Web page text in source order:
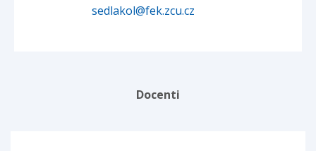
sedlakol@fek.zcu.cz
Docenti